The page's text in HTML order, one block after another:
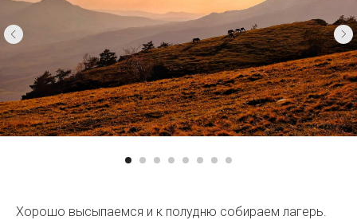
Хорошо высыпаемся и к полудню собираем лагерь.